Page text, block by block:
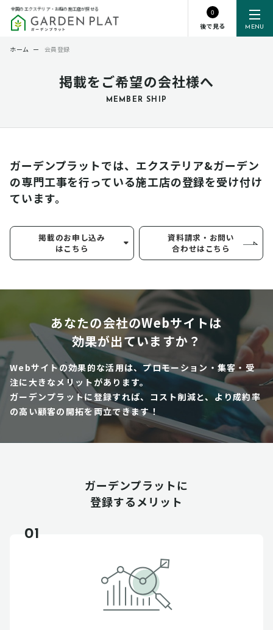
MENU
全国のエクステリア・お庭の施工店が探せる
0
後で見る
掲載をご希望の会社様へ
MEMBER SHIP
ホーム ー 会員登録
ガーデンプラットでは、エクステリア&ガーデン
の専門工事を行っている施工店の登録を受け付け
ています。
掲載のお申し込み
はこちら
資料請求・お問い
合わせはこちら
あなたの会社のWebサイトは
効果が出ていますか？
Webサイトの効果的な活用は、プロモーション・集客・受
注に大きなメリットがあります。
ガーデンプラットに登録すれば、コスト削減と、より成約率
の高い顧客の開拓を両立できます！
ガーデンプラットに
登録するメリット
01